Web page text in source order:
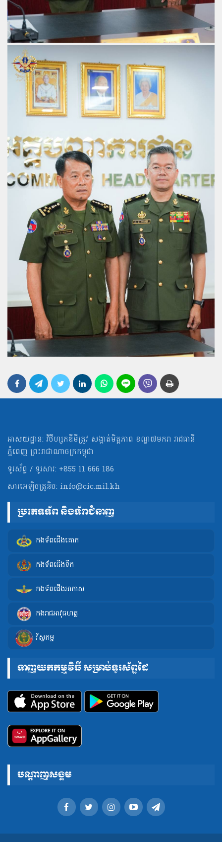
អាសយដ្ឋាន: វិថីហ្សកឌីមីត្រូវ សង្កាត់មិត្ដភាព ខណ្ឌ៧មករា រាជធានី
ភ្នំពេញ ព្រះរាជាណាចក្រកម្ពុជា
ទូរស័ព្ទ / ទូរសារ: +855 11 666 186
សារអេឡិចត្រូនិច: info@cic.mil.kh
ប្រភេទទ័ព និងទ័ពជំនាញ
កងទ័ពជើងគោក
កងទ័ពជើងទឹក
កងទ័ពជើងអាកាស
កងរាជអាវុធហត្ថ
វិស្វកម្ម
ទាញយកកម្មវិធី សម្រាប់ទូរស័ព្ទដៃ
បណ្តាញសង្គម